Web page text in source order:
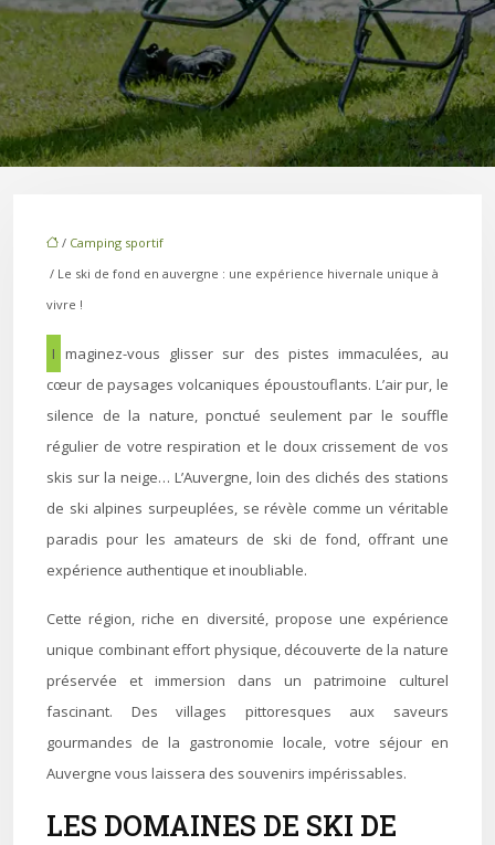
/ Camping sportif
/ Le ski de fond en auvergne : une expérience hivernale unique à
vivre !
Imaginez-vous glisser sur des pistes immaculées, au
cœur de paysages volcaniques époustouflants. L’air pur, le
silence de la nature, ponctué seulement par le souffle
régulier de votre respiration et le doux crissement de vos
skis sur la neige… L’Auvergne, loin des clichés des stations
de ski alpines surpeuplées, se révèle comme un véritable
paradis pour les amateurs de ski de fond, offrant une
expérience authentique et inoubliable.
Cette région, riche en diversité, propose une expérience
unique combinant effort physique, découverte de la nature
préservée et immersion dans un patrimoine culturel
fascinant. Des villages pittoresques aux saveurs
gourmandes de la gastronomie locale, votre séjour en
Auvergne vous laissera des souvenirs impérissables.
LES DOMAINES DE SKI DE